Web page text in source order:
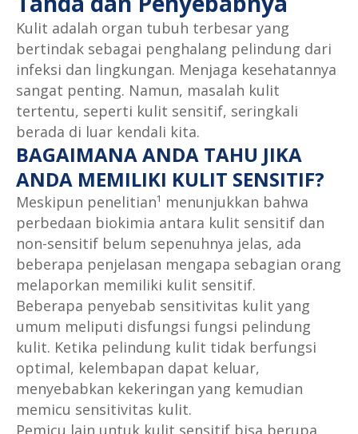
Kulit adalah organ tubuh terbesar yang
bertindak sebagai penghalang pelindung dari
infeksi dan lingkungan. Menjaga kesehatannya
sangat penting. Namun, masalah kulit
tertentu, seperti kulit sensitif, seringkali
berada di luar kendali kita.
BAGAIMANA ANDA TAHU JIKA
ANDA MEMILIKI KULIT SENSITIF?
Meskipun penelitian¹ menunjukkan bahwa
perbedaan biokimia antara kulit sensitif dan
non-sensitif belum sepenuhnya jelas, ada
beberapa penjelasan mengapa sebagian orang
melaporkan memiliki kulit sensitif.
Beberapa penyebab sensitivitas kulit yang
umum meliputi disfungsi fungsi pelindung
kulit. Ketika pelindung kulit tidak berfungsi
optimal, kelembapan dapat keluar,
menyebabkan kekeringan yang kemudian
memicu sensitivitas kulit.
Pemicu lain untuk kulit sensitif bisa berupa